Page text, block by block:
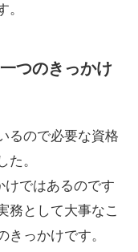
つのきっかけ
るので必要な資格
た。
けではあるのです
務として大事なこ
きっかけです。